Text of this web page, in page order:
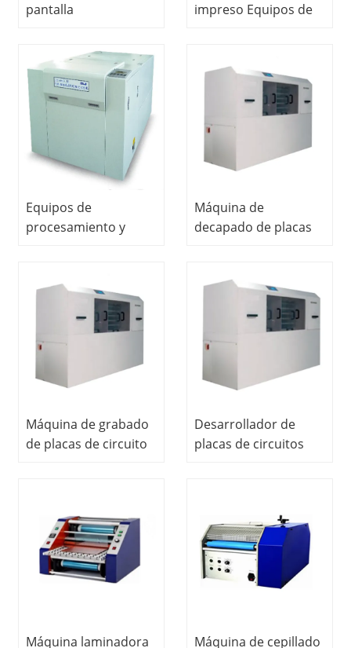
pantalla
didácticoEquipo de
laboratorio
educativoEquipo de
laboratorio de PCB
impreso Equipos de
vocacional Equipos
de enseñanza PCB
Equipos de
laboratorio
Equipos de
procesamiento y
enseñanza de
tecnología educativa
Equipos de
laboratorio de PCB
Máquina de
decapado de placas
escolar Equipo
didáctico Equipo de
laboratorio de PCB
Máquina de grabado
de placas de circuito
componentes
defectuosos, equipo
de entrenamiento
eléctrico.
Desarrollador de
placas de circuitos
de laboratorio de PCB
Máquina laminadora
Máquina de cepillado